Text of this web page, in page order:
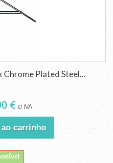
Plated Steel...
€ c/ IVA
carrinho